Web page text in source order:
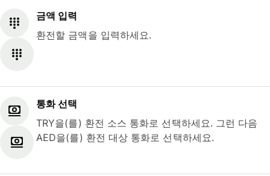
금액 입력
환전할 금액을 입력하세요.
통화 선택
TRY을(를) 환전 소스 통화로 선택하세요. 그런 다음
AED을(를) 환전 대상 통화로 선택하세요.